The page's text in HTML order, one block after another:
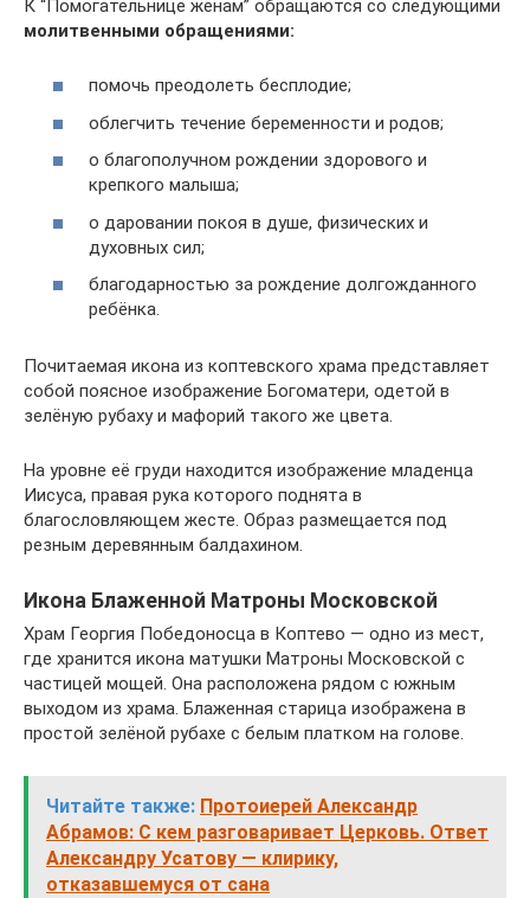
К “Помогательнице жёнам” обращаются со следующими
молитвенными обращениями:
помочь преодолеть бесплодие;
облегчить течение беременности и родов;
о благополучном рождении здорового и
крепкого малыша;
о даровании покоя в душе, физических и
духовных сил;
благодарностью за рождение долгожданного
ребёнка.
Почитаемая икона из коптевского храма представляет
собой поясное изображение Богоматери, одетой в
зелёную рубаху и мафорий такого же цвета.
На уровне её груди находится изображение младенца
Иисуса, правая рука которого поднята в
благословляющем жесте. Образ размещается под
резным деревянным балдахином.
Икона Блаженной Матроны Московской
Храм Георгия Победоносца в Коптево — одно из мест,
где хранится икона матушки Матроны Московской с
частицей мощей. Она расположена рядом с южным
выходом из храма. Блаженная старица изображена в
простой зелёной рубахе с белым платком на голове.
Читайте также: Протоиерей Александр
Абрамов: С кем разговаривает Церковь. Ответ
Александру Усатову — клирику,
отказавшемуся от сана